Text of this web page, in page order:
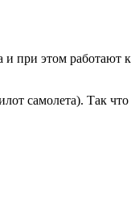
и при этом работают
самолета). Так